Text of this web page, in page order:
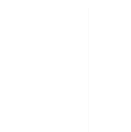
한국